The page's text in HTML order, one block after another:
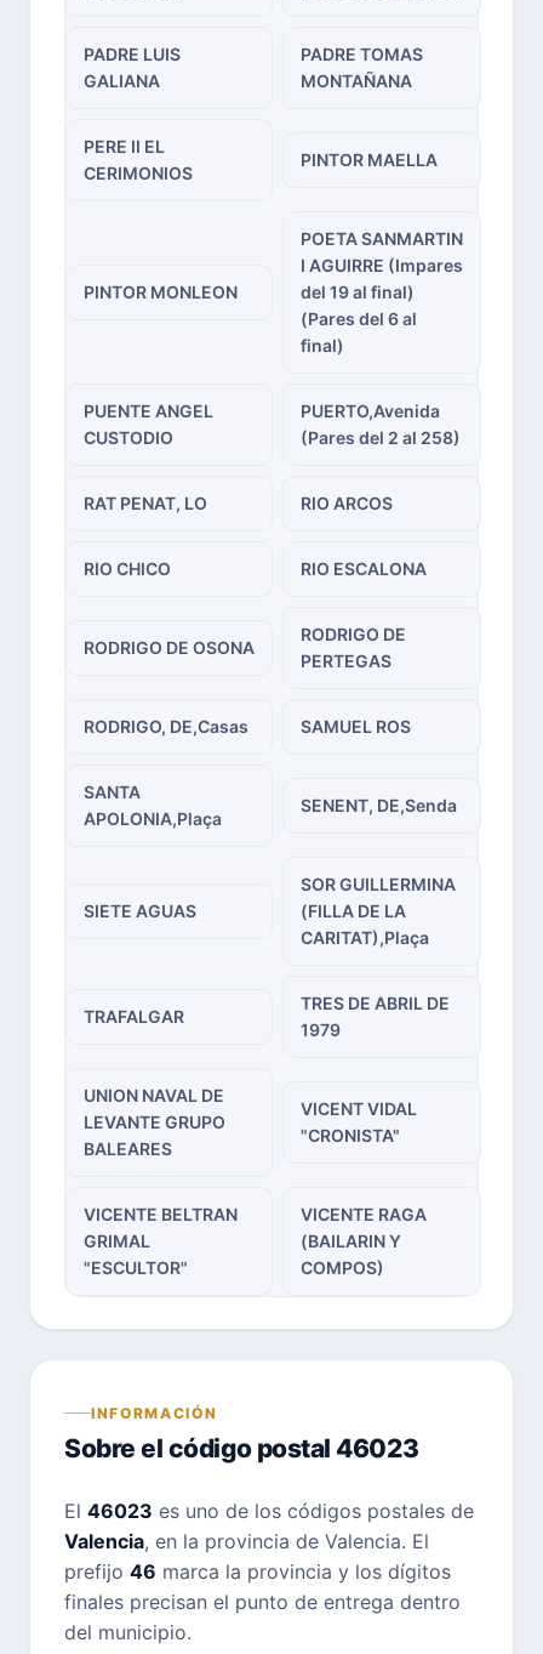
PADRE LUIS
GALIANA
PADRE TOMAS
MONTAÑANA
PERE II EL
CERIMONIOS
PINTOR MAELLA
PINTOR MONLEON
POETA SANMARTIN
I AGUIRRE (Impares
del 19 al final)
(Pares del 6 al
final)
PUENTE ANGEL
CUSTODIO
PUERTO,Avenida
(Pares del 2 al 258)
RAT PENAT, LO RIO ARCOS
RIO CHICO RIO ESCALONA
RODRIGO DE OSONA
RODRIGO DE
PERTEGAS
RODRIGO, DE,Casas SAMUEL ROS
SANTA
APOLONIA,Plaça
SENENT, DE,Senda
SIETE AGUAS
SOR GUILLERMINA
(FILLA DE LA
CARITAT),Plaça
TRAFALGAR
TRES DE ABRIL DE
1979
UNION NAVAL DE
LEVANTE GRUPO
BALEARES
VICENT VIDAL
"CRONISTA"
VICENTE BELTRAN
GRIMAL
"ESCULTOR"
VICENTE RAGA
(BAILARIN Y
COMPOS)
INFORMACIÓN
Sobre el código postal 46023
El 46023 es uno de los códigos postales de
Valencia, en la provincia de Valencia. El
prefijo 46 marca la provincia y los dígitos
finales precisan el punto de entrega dentro
del municipio.